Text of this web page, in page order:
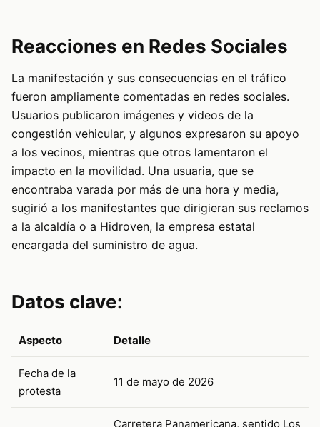
Reacciones en Redes Sociales
La manifestación y sus consecuencias en el tráfico
fueron ampliamente comentadas en redes sociales.
Usuarios publicaron imágenes y videos de la
congestión vehicular, y algunos expresaron su apoyo
a los vecinos, mientras que otros lamentaron el
impacto en la movilidad. Una usuaria, que se
encontraba varada por más de una hora y media,
sugirió a los manifestantes que dirigieran sus reclamos
a la alcaldía o a Hidroven, la empresa estatal
encargada del suministro de agua.
Datos clave:
Aspecto Detalle
Fecha de la
protesta
11 de mayo de 2026
Carretera Panamericana, sentido Los